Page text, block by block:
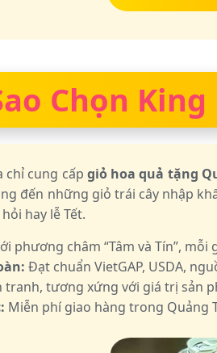
Chọn
chỉ cung cấp giỏ hoa quả tặng
đến những giỏ trái cây nhập
hay lễ Tết.
phương châm “Tâm và Tín”,
Đạt chuẩn VietGAP, USDA,
tranh, tương xứng với giá trị sản
Miễn phí giao hàng trong Quảng